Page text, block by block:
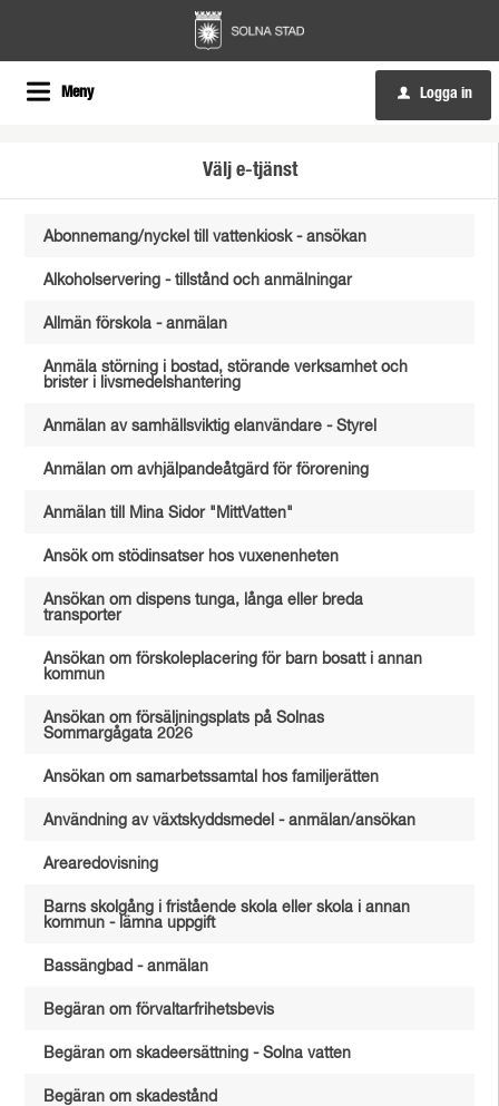
Meny u Logga in
Välj e-tjänst
Abonnemang/nyckel till vattenkiosk - ansökan
Alkoholservering - tillstånd och anmälningar
Allmän förskola - anmälan
Anmäla störning i bostad, störande verksamhet och
brister i livsmedelshantering
Anmälan av samhällsviktig elanvändare - Styrel
Anmälan om avhjälpandeåtgärd för förorening
Anmälan till Mina Sidor "MittVatten"
Ansök om stödinsatser hos vuxenenheten
Ansökan om dispens tunga, långa eller breda
transporter
Ansökan om förskoleplacering för barn bosatt i annan
kommun
Ansökan om försäljningsplats på Solnas
Sommargågata 2026
Ansökan om samarbetssamtal hos familjerätten
Användning av växtskyddsmedel - anmälan/ansökan
Arearedovisning
Barns skolgång i fristående skola eller skola i annan
kommun - lämna uppgift
Bassängbad - anmälan
Begäran om förvaltarfrihetsbevis
Begäran om skadeersättning - Solna vatten
Begäran om skadestånd